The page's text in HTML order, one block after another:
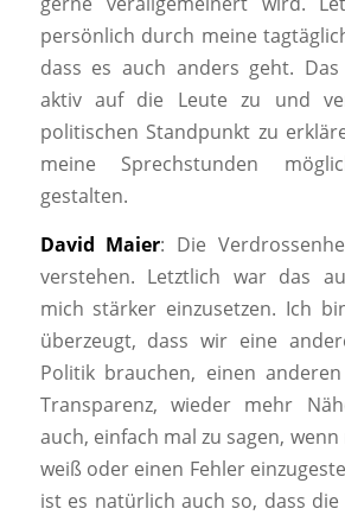
persönlich durch meine
dass es auch anders geht.
aktiv auf die Leute zu und
politischen Standpunkt zu
meine Sprechstunden
gestalten.
David Maier: Die
verstehen. Letztlich war das
mich stärker einzusetzen. Ich
überzeugt, dass wir eine
Politik brauchen, einen
Transparenz, wieder mehr
auch, einfach mal zu sagen,
weiß oder einen Fehler
ist es natürlich auch so, dass die